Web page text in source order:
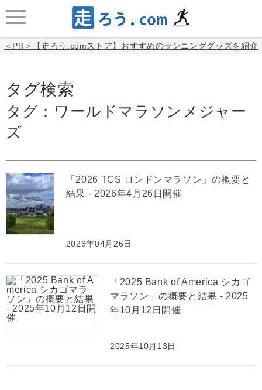
＜PR＞【走ろう.comストア】おすすめのランニンググッズを紹介
タグ検索
タグ：ワールドマラソンメジャー
ズ
「2026 TCS ロンドンマラソン」の概要と
結果 - 2026年4月26日開催
2026年04月26日
「2025 Bank of America シカゴ
マラソン」の概要と結果 - 2025
年10月12日開催
2025年10月13日